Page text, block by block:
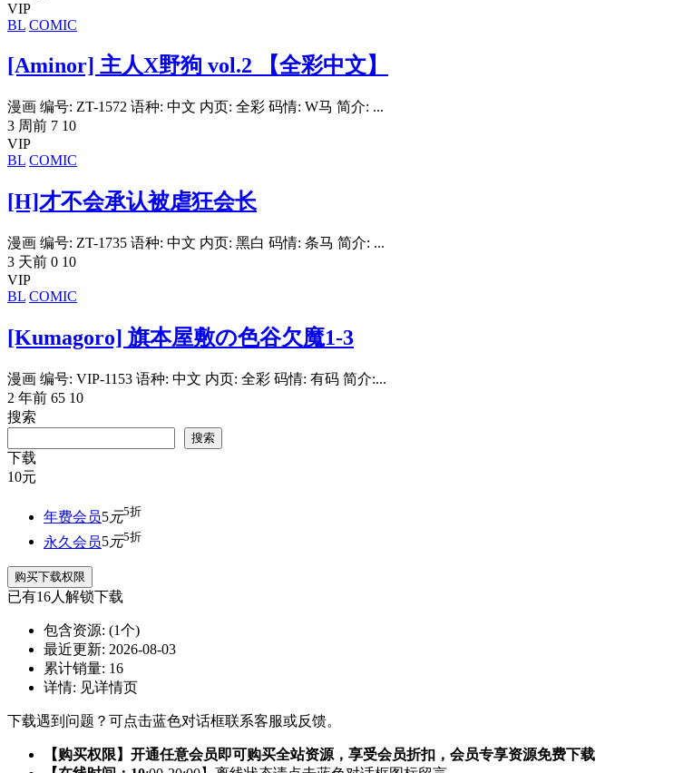
VIP
BL COMIC
[Aminor] 主人X野狗 vol.2 【全彩中文】
漫画 编号: ZT-1572 语种: 中文 内页: 全彩 码情: W马 简介: ...
3 周前 7 10
VIP
BL COMIC
[H]才不会承认被虐狂会长
漫画 编号: ZT-1735 语种: 中文 内页: 黑白 码情: 条马 简介: ...
3 天前 0 10
VIP
BL COMIC
[Kumagoro] 旗本屋敷の色谷欠魔1-3
漫画 编号: VIP-1153 语种: 中文 内页: 全彩 码情: 有码 简介:...
2 年前 65 10
搜索
搜索
下载
10元
年费会员5元5折
永久会员5元5折
购买下载权限
已有16人解锁下载
包含资源: (1个)
最近更新: 2026-08-03
累计销量: 16
详情: 见详情页
下载遇到问题？可点击蓝色对话框联系客服或反馈。
【购买权限】开通任意会员即可购买全站资源，享受会员折扣，会员专享资源免费下载